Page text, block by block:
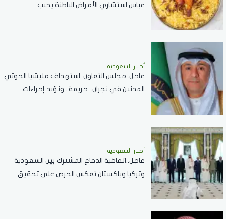
عباس استشاري الأمراض الباطنة يجيب
أخبار السعودية
عاجل..مجلس التعاون :استهداف مليشيا الحوثي
المدنين في نجران.. جريمة ..ونؤيد إجراءات
أخبار السعودية
عاجل..اتفاقية الدفاع المشترك بين السعودية
وتركيا وباكستان تعكس الحرص على تحقيق